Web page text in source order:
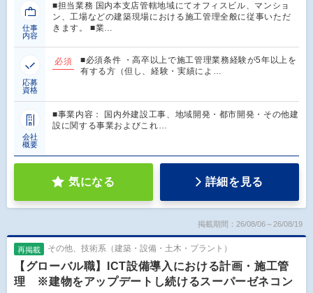
仕事
内容
■担当業務 国内本支店管轄地域にてオフィスビル、マンショ
ン、工場などの建築現場における施工管理全般に従事いただ
きます。 ■業…
応募
資格
必須
■必須条件 ・高卒以上で施工管理業務経験が5年以上を
有する方（但し、経験・実績によ…
会社
概要
■事業内容： 国内外建設工事、地域開発・都市開発・その他建
設に関する事業およびこれ…
気になる 詳細を見る
掲載期間：26/08/06～26/08/19
再掲載 その他、技術系（建築・設備・土木・プラント）
【グローバル職】ICT設備導入における計画・施工管
理 ※建物をアップデートし続けるスーパーゼネコン